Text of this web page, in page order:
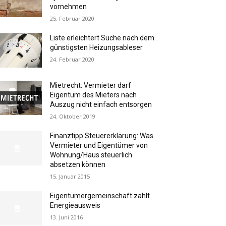
vornehmen
25. Februar 2020
Liste erleichtert Suche nach dem
günstigsten Heizungsableser
24. Februar 2020
Mietrecht: Vermieter darf
Eigentum des Mieters nach
Auszug nicht einfach entsorgen
24. Oktober 2019
Finanztipp Steuererklärung: Was
Vermieter und Eigentümer von
Wohnung/Haus steuerlich
absetzen können
15. Januar 2015
Eigentümergemeinschaft zahlt
Energieausweis
13. Juni 2016